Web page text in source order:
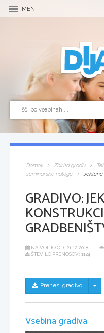
MENI
Domov Zbirka gradiv
seminarske naloge
Jeklene
GRADIVO:
NA VOLJO OD: 21.12.2018
ŠTEVILO PRENOSOV: 1124
Prenesi gradivo
Vsebina gradiva